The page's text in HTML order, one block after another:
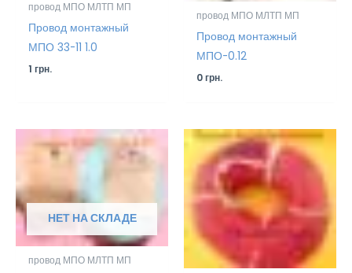
провод МПО МЛТП МП
Провод монтажный
МПО 33-11 1.0
1грн.
провод МПО МЛТП МП
Провод монтажный
МПО-0.12
0грн.
НЕТ НА СКЛАДЕ
провод МПО МЛТП МП